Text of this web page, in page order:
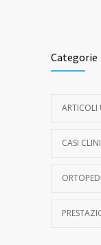
Categorie
ARTICOLI
CASI